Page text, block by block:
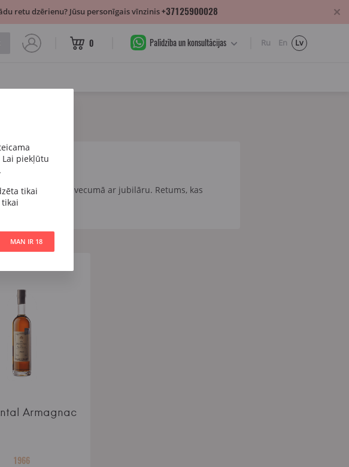
0 Palīdzība un konsultācijas Ru En Lv
kas ir vienā vecumā ar jubilāru. Retums, kas
Armagnac
1966
piekļūtu
tikai
MAN IR 18
retu dzērienu? Jūsu personīgais vīnzinis+37125900028